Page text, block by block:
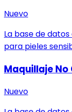
Nuevo
La base de
para pieles
Maquillaje
Nuevo